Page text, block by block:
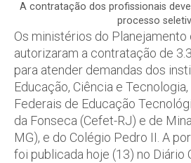
A contratação dos profissionais
processo
Os ministérios do Planejamento
autorizaram a contratação de
para atender demandas dos
Educação, Ciência e
Federais de Educação
da Fonseca (Cefet-RJ) e de
MG), e do Colégio Pedro II. A
foi publicada hoje (13) no Diário